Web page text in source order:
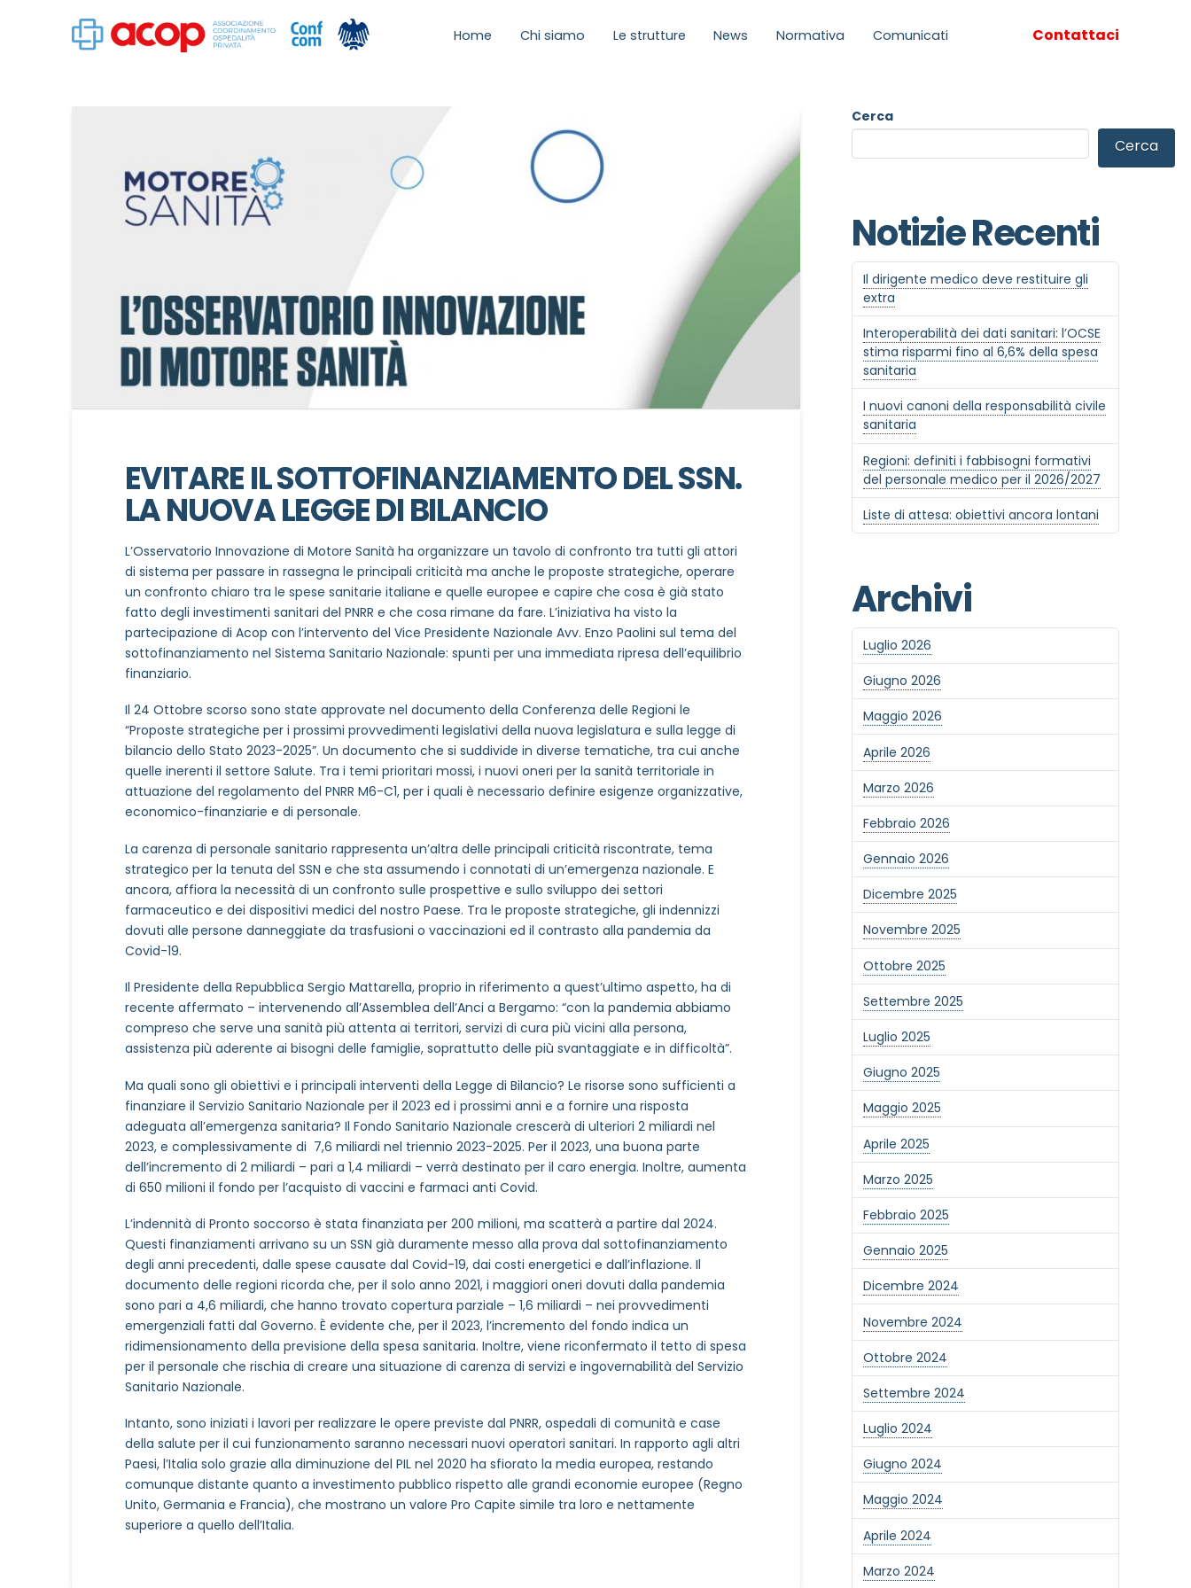
Home Chi siamo Le strutture News Normativa Comunicati Contattaci
EVITARE IL SOTTOFINANZIAMENTO DEL SSN.
LA NUOVA LEGGE DI BILANCIO
L’Osservatorio Innovazione di Motore Sanità ha organizzare un tavolo di confronto tra tutti gli attori
di sistema per passare in rassegna le principali criticità ma anche le proposte strategiche, operare
un confronto chiaro tra le spese sanitarie italiane e quelle europee e capire che cosa è già stato
fatto degli investimenti sanitari del PNRR e che cosa rimane da fare. L’iniziativa ha visto la
partecipazione di Acop con l’intervento del Vice Presidente Nazionale Avv. Enzo Paolini sul tema del
sottofinanziamento nel Sistema Sanitario Nazionale: spunti per una immediata ripresa dell’equilibrio
finanziario.
Il 24 Ottobre scorso sono state approvate nel documento della Conferenza delle Regioni le
“Proposte strategiche per i prossimi provvedimenti legislativi della nuova legislatura e sulla legge di
bilancio dello Stato 2023-2025”. Un documento che si suddivide in diverse tematiche, tra cui anche
quelle inerenti il settore Salute. Tra i temi prioritari mossi, i nuovi oneri per la sanità territoriale in
attuazione del regolamento del PNRR M6-C1, per i quali è necessario definire esigenze organizzative,
economico-finanziarie e di personale.
La carenza di personale sanitario rappresenta un’altra delle principali criticità riscontrate, tema
strategico per la tenuta del SSN e che sta assumendo i connotati di un’emergenza nazionale. E
ancora, affiora la necessità di un confronto sulle prospettive e sullo sviluppo dei settori
farmaceutico e dei dispositivi medici del nostro Paese. Tra le proposte strategiche, gli indennizzi
dovuti alle persone danneggiate da trasfusioni o vaccinazioni ed il contrasto alla pandemia da
Covid-19.
Il Presidente della Repubblica Sergio Mattarella, proprio in riferimento a quest’ultimo aspetto, ha di
recente affermato – intervenendo all’Assemblea dell’Anci a Bergamo: “con la pandemia abbiamo
compreso che serve una sanità più attenta ai territori, servizi di cura più vicini alla persona,
assistenza più aderente ai bisogni delle famiglie, soprattutto delle più svantaggiate e in difficoltà”.
Ma quali sono gli obiettivi e i principali interventi della Legge di Bilancio? Le risorse sono sufficienti a
finanziare il Servizio Sanitario Nazionale per il 2023 ed i prossimi anni e a fornire una risposta
adeguata all’emergenza sanitaria? Il Fondo Sanitario Nazionale crescerà di ulteriori 2 miliardi nel
2023, e complessivamente di 7,6 miliardi nel triennio 2023-2025. Per il 2023, una buona parte
dell’incremento di 2 miliardi – pari a 1,4 miliardi – verrà destinato per il caro energia. Inoltre, aumenta
di 650 milioni il fondo per l’acquisto di vaccini e farmaci anti Covid.
L’indennità di Pronto soccorso è stata finanziata per 200 milioni, ma scatterà a partire dal 2024.
Questi finanziamenti arrivano su un SSN già duramente messo alla prova dal sottofinanziamento
degli anni precedenti, dalle spese causate dal Covid-19, dai costi energetici e dall’inflazione. Il
documento delle regioni ricorda che, per il solo anno 2021, i maggiori oneri dovuti dalla pandemia
sono pari a 4,6 miliardi, che hanno trovato copertura parziale – 1,6 miliardi – nei provvedimenti
emergenziali fatti dal Governo. È evidente che, per il 2023, l’incremento del fondo indica un
ridimensionamento della previsione della spesa sanitaria. Inoltre, viene riconfermato il tetto di spesa
per il personale che rischia di creare una situazione di carenza di servizi e ingovernabilità del Servizio
Sanitario Nazionale.
Intanto, sono iniziati i lavori per realizzare le opere previste dal PNRR, ospedali di comunità e case
della salute per il cui funzionamento saranno necessari nuovi operatori sanitari. In rapporto agli altri
Paesi, l’Italia solo grazie alla diminuzione del PIL nel 2020 ha sfiorato la media europea, restando
comunque distante quanto a investimento pubblico rispetto alle grandi economie europee (Regno
Unito, Germania e Francia), che mostrano un valore Pro Capite simile tra loro e nettamente
superiore a quello dell’Italia.
Cerca
Cerca
Notizie Recenti
Il dirigente medico deve restituire gli
extra
Interoperabilità dei dati sanitari: l’OCSE
stima risparmi fino al 6,6% della spesa
sanitaria
I nuovi canoni della responsabilità civile
sanitaria
Regioni: definiti i fabbisogni formativi
del personale medico per il 2026/2027
Liste di attesa: obiettivi ancora lontani
Archivi
Luglio 2026
Giugno 2026
Maggio 2026
Aprile 2026
Marzo 2026
Febbraio 2026
Gennaio 2026
Dicembre 2025
Novembre 2025
Ottobre 2025
Settembre 2025
Luglio 2025
Giugno 2025
Maggio 2025
Aprile 2025
Marzo 2025
Febbraio 2025
Gennaio 2025
Dicembre 2024
Novembre 2024
Ottobre 2024
Settembre 2024
Luglio 2024
Giugno 2024
Maggio 2024
Aprile 2024
Marzo 2024